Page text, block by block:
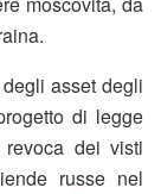
asset degli
di legge
revoca dei visti
russe nel